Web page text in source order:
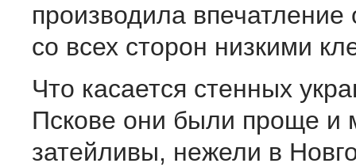
производила
со всех сторон низкими
Что касается стенных
Пскове они были проще и
затейливы, нежели в